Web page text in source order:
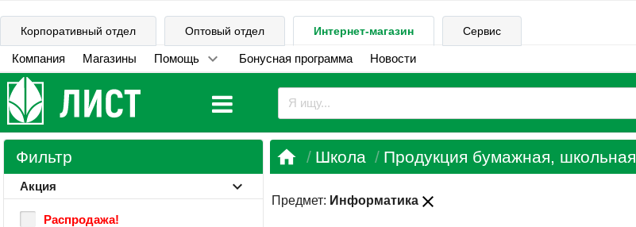
Корпоративный отдел Оптовый отдел Интернет-магазин Сервис
Компания Магазины Помощь Бонусная программа Новости
Фильтр
Акция
Распродажа!
 Школа Продукция бумажная, школьная
Предмет: Информатика close